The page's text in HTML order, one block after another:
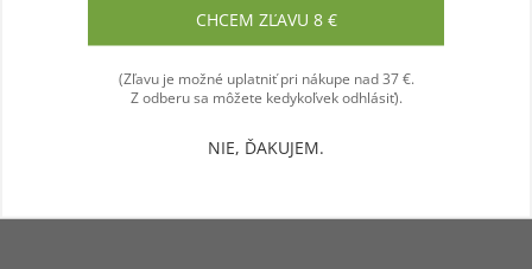
Súhlasím
CHCEM ZĽAVU 8 €
(Zľavu je možné uplatniť pri nákupe nad 37 €.